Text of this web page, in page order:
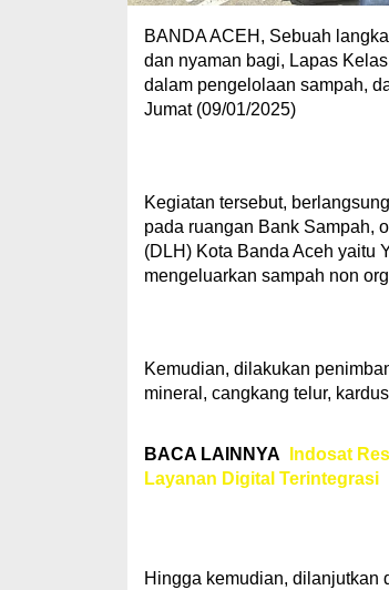
BANDA ACEH, Sebuah
dan nyaman bagi, Lapas
dalam pengelolaan sampah,
Jumat (09/01/2025)
Kegiatan tersebut,
pada ruangan Bank Sampah,
(DLH) Kota Banda Aceh yaitu
mengeluarkan sampah non
Kemudian, dilakukan
mineral, cangkang telur,
BACA LAINNYA
Indosat
Layanan Digital Terintegrasi
Hingga kemudian, dilanjutkan